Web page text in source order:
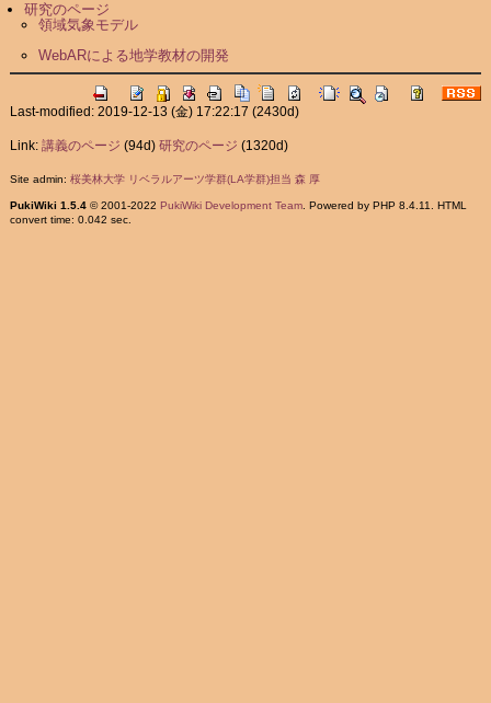
研究のページ
領域気象モデル
WebARによる地学教材の開発
Last-modified: 2019-12-13 (金) 17:22:17 (2430d)
Link: 講義のページ (94d) 研究のページ (1320d)
Site admin: 桜美林大学 リベラルアーツ学群(LA学群)担当 森 厚
PukiWiki 1.5.4© 2001-2022 PukiWiki Development Team. Powered by PHP 8.4.11. HTML
convert time: 0.042 sec.